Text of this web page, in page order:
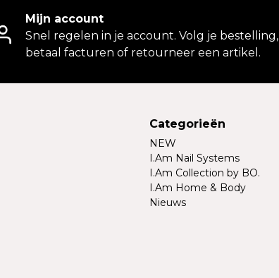
Mijn account
Snel regelen in je account. Volg je bestelling,
betaal facturen of retourneer een artikel.
Categorieën
NEW
I.Am Nail Systems
I.Am Collection by BO.
I.Am Home & Body
Nieuws